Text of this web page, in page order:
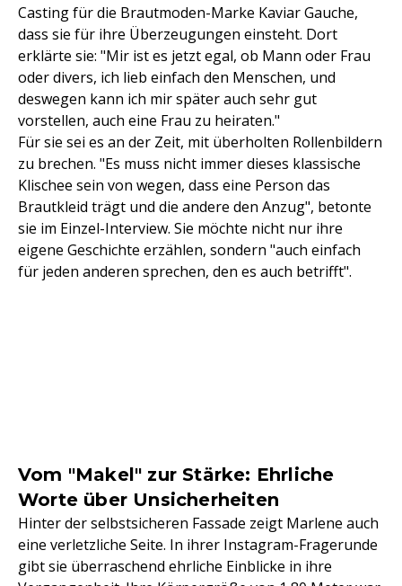
Casting für die Brautmoden-Marke Kaviar Gauche,
dass sie für ihre Überzeugungen einsteht. Dort
erklärte sie: "Mir ist es jetzt egal, ob Mann oder Frau
oder divers, ich lieb einfach den Menschen, und
deswegen kann ich mir später auch sehr gut
vorstellen, auch eine Frau zu heiraten."
Für sie sei es an der Zeit, mit überholten Rollenbildern
zu brechen. "Es muss nicht immer dieses klassische
Klischee sein von wegen, dass eine Person das
Brautkleid trägt und die andere den Anzug", betonte
sie im Einzel-Interview. Sie möchte nicht nur ihre
eigene Geschichte erzählen, sondern "auch einfach
für jeden anderen sprechen, den es auch betrifft".
Vom "Makel" zur Stärke: Ehrliche
Worte über Unsicherheiten
Hinter der selbstsicheren Fassade zeigt Marlene auch
eine verletzliche Seite. In ihrer Instagram-Fragerunde
gibt sie überraschend ehrliche Einblicke in ihre